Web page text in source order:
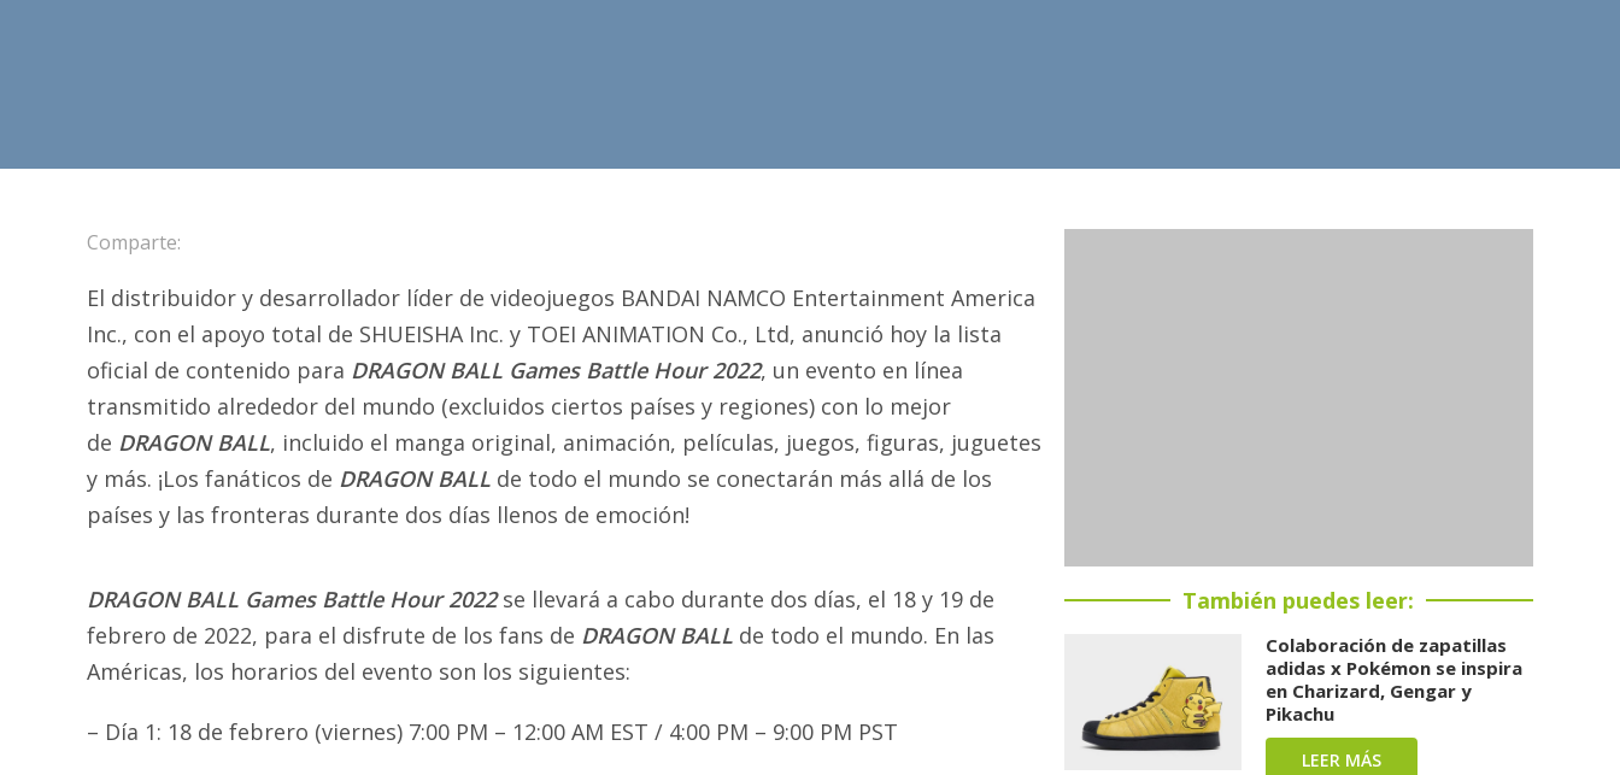
Comparte:
El distribuidor y desarrollador líder de videojuegos BANDAI NAMCO Entertainment America
Inc., con el apoyo total de SHUEISHA Inc. y TOEI ANIMATION Co., Ltd, anunció hoy la lista
oficial de contenido para DRAGON BALL Games Battle Hour 2022, un evento en línea
transmitido alrededor del mundo (excluidos ciertos países y regiones) con lo mejor
de DRAGON BALL, incluido el manga original, animación, películas, juegos, figuras, juguetes
y más. ¡Los fanáticos de DRAGON BALL de todo el mundo se conectarán más allá de los
países y las fronteras durante dos días llenos de emoción!
DRAGON BALL Games Battle Hour 2022se llevará a cabo durante dos días, el 18 y 19 de
febrero de 2022, para el disfrute de los fans de DRAGON BALL de todo el mundo. En las
Américas, los horarios del evento son los siguientes:
– Día 1: 18 de febrero (viernes) 7:00 PM – 12:00 AM EST / 4:00 PM – 9:00 PM PST
También puedes leer:
Colaboración de zapatillas
adidas x Pokémon se inspira
en Charizard, Gengar y
Pikachu
LEER MÁS